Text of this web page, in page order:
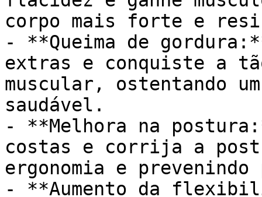
corpo mais forte e
- **Queima de
extras e conquiste a
muscular, ostentando
saudável.
- **Melhora na
costas e corrija a
ergonomia e
- **Aumento da